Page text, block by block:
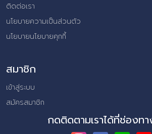
ติดต่อเรา
นโยบายความเป็นส่วนตัว
นโยบายนโยบายคุกกี้
สมาชิก
เข้าสู่ระบบ
สมัครสมาชิก
กดติดตามเราได้ที่ช่องท